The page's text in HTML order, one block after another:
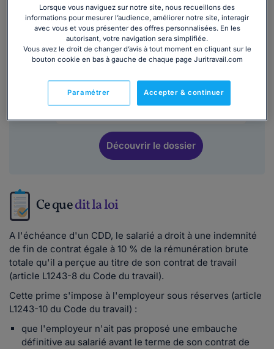
Cemodèle de lettreest inclus dans le
dossier :
montant, calcul, versements...
Découvrirle dossier
Ce quedit la loi
A l'échéance d'un CDD, le salarié a droit à une indemnité
de fin de contrat égale à 10 % de la rémunération brute
totale qu'il a perçue au titre de son contrat de travail
(article L1243-8 du Code du travail).
Cette prime s'impose à l'employeur sous réserves (article
L1243-10 du Code du travail) :
que l'employeur n'ait pas proposé une embauche
définitive au salarié avant le terme de son contrat de
Lorsque vous naviguez sur notre site, nous recueillons des
informations pour mesurer l’audience, améliorer notre site, interagir
avec vous et vous présenter des offres personnalisées. En les
autorisant, votre navigation sera simplifiée.
Vous avez le droit de changer d’avis à tout moment en cliquant sur le
bouton cookie en bas à gauche de chaque page Juritravail.com
Accepter & continuer
Paramétrer